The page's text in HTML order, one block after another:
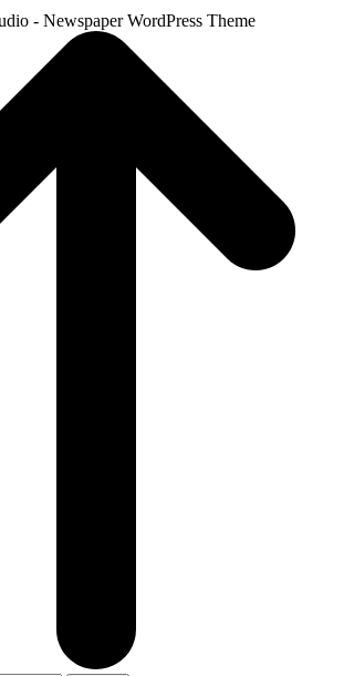
- Newspaper WordPress Theme